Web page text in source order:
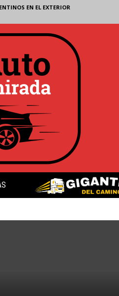
EN EL EXTERIOR